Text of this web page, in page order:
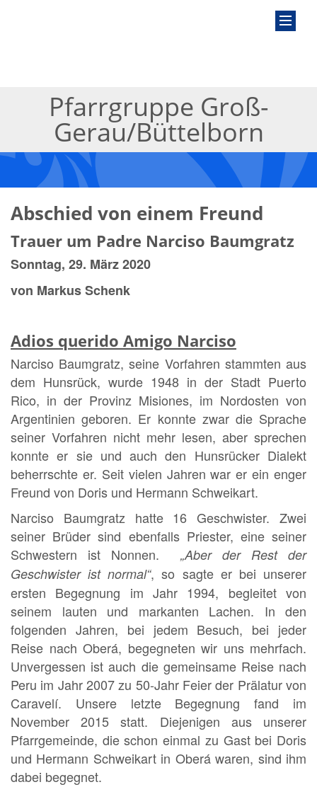
Pfarrgruppe Groß-
Gerau/Büttelborn
Abschied von einem Freund
Trauer um Padre Narciso Baumgratz
Sonntag, 29. März 2020
von Markus Schenk
Adios querido Amigo Narciso
Narciso Baumgratz, seine Vorfahren stammten aus
dem Hunsrück, wurde 1948 in der Stadt Puerto
Rico, in der Provinz Misiones, im Nordosten von
Argentinien geboren. Er konnte zwar die Sprache
seiner Vorfahren nicht mehr lesen, aber sprechen
konnte er sie und auch den Hunsrücker Dialekt
beherrschte er. Seit vielen Jahren war er ein enger
Freund von Doris und Hermann Schweikart.
Narciso Baumgratz hatte 16 Geschwister. Zwei
seiner Brüder sind ebenfalls Priester, eine seiner
Schwestern ist Nonnen. „Aber der Rest der
Geschwister ist normal“, so sagte er bei unserer
ersten Begegnung im Jahr 1994, begleitet von
seinem lauten und markanten Lachen. In den
folgenden Jahren, bei jedem Besuch, bei jeder
Reise nach Oberá, begegneten wir uns mehrfach.
Unvergessen ist auch die gemeinsame Reise nach
Peru im Jahr 2007 zu 50-Jahr Feier der Prälatur von
Caravelí. Unsere letzte Begegnung fand im
November 2015 statt. Diejenigen aus unserer
Pfarrgemeinde, die schon einmal zu Gast bei Doris
und Hermann Schweikart in Oberá waren, sind ihm
dabei begegnet.